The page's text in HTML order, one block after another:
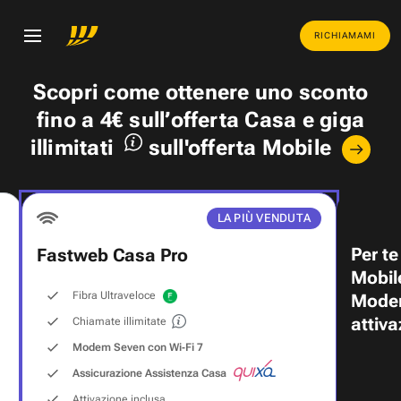
RICHIAMAMI
Scopri come ottenere uno sconto
fino a 4€ sull’offerta Casa egiga
illimitati
sull'offerta Mobile
LA PIÙ VENDUTA
Fastweb Casa Pro
Fibra Ultraveloce
Chiamate illimitate
Modem Seven con Wi‑Fi 7
Assicurazione Assistenza Casa
Per